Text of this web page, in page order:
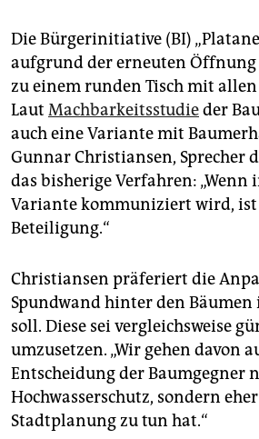
Die Bürgerinitiative (BI)
aufgrund der erneuten Öffnung
zu einem runden Tisch mit
Laut Machbarkeitsstudieder
auch eine Variante mit
Gunnar Christiansen, Sprecher
das bisherige Verfahren:
Variante kommuniziert wird, ist
Beteiligung.“
Christiansen präferiert die
Spundwand hinter den
soll. Diese sei vergleichsweise
umzusetzen. „Wir gehen davon
Entscheidung der Baumgegner
Hochwasserschutz, sondern
Stadtplanung zu tun hat.“